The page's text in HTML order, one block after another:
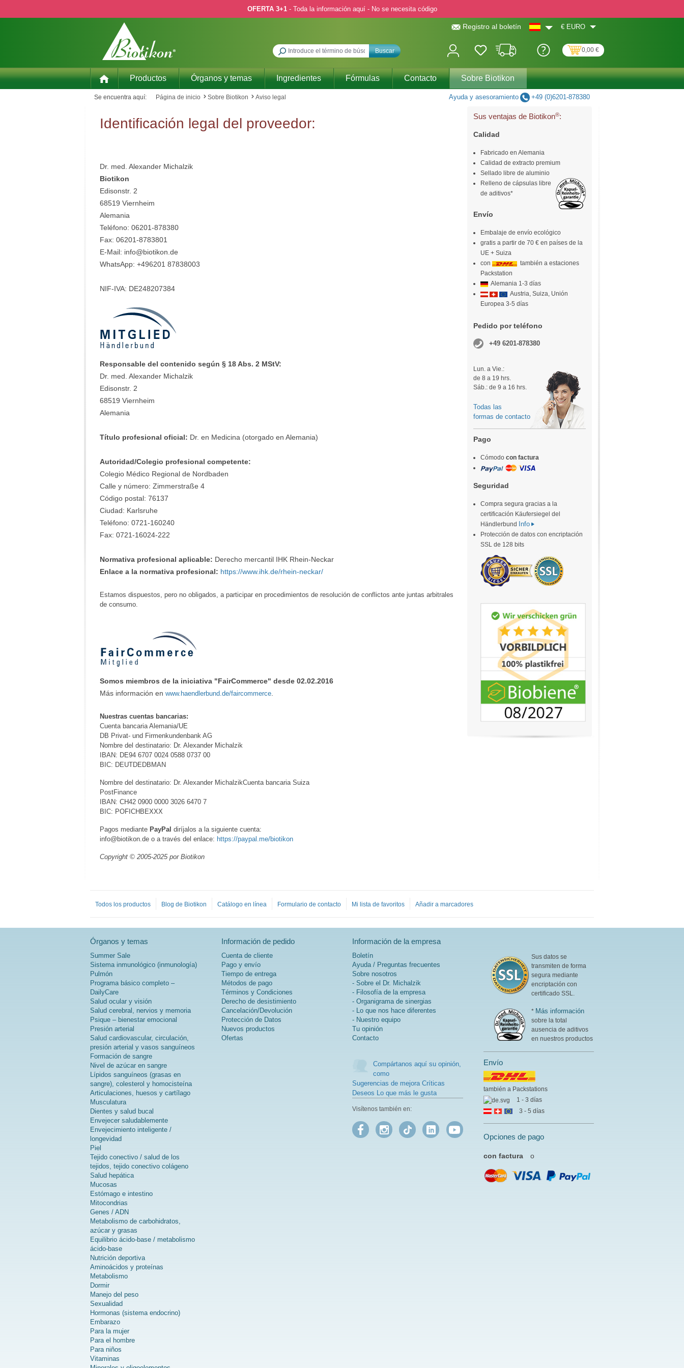
OFERTA 3+1- Toda la información aquí - No se necesita código
Registro al boletín € EURO
Buscar 0,00 €
Productos Órganos y temas Ingredientes Fórmulas Contacto Sobre Biotikon
Se encuentra aquí: Página de inicio Sobre Biotikon Aviso legal Ayuda y asesoramiento +49 (0)6201-878380
Identificación legal del proveedor:
Dr. med. Alexander Michalzik
Biotikon
Edisonstr. 2
68519 Viernheim
Alemania
Teléfono: 06201-878380
Fax: 06201-8783801
E-Mail: info@biotikon.de
WhatsApp: +496201 87838003
NIF-IVA: DE248207384
Responsable del contenido según § 18 Abs. 2 MStV:
Dr. med. Alexander Michalzik
Edisonstr. 2
68519 Viernheim
Alemania
Título profesional oficial: Dr. en Medicina (otorgado en Alemania)
Autoridad/Colegio profesional competente:
Colegio Médico Regional de Nordbaden
Calle y número: Zimmerstraße 4
Código postal: 76137
Ciudad: Karlsruhe
Teléfono: 0721-160240
Fax: 0721-16024-222
Normativa profesional aplicable: Derecho mercantil IHK Rhein-Neckar
Enlace a la normativa profesional: https://www.ihk.de/rhein-neckar/
Estamos dispuestos, pero no obligados, a participar en procedimientos de resolución de conflictos ante juntas arbitrales
de consumo.
Somos miembros de la iniciativa "FairCommerce" desde 02.02.2016
Más información en www.haendlerbund.de/faircommerce
Nuestras cuentas bancarias:
Cuenta bancaria Alemania/UE
DB Privat- und Firmenkundenbank AG
Nombre del destinatario: Dr. Alexander Michalzik
IBAN: DE94 6707 0024 0588 0737 00
BIC: DEUTDEDBMAN
Nombre del destinatario: Dr. Alexander MichalzikCuenta bancaria Suiza
PostFinance
IBAN: CH42 0900 0000 3026 6470 7
BIC: POFICHBEXXX
Pagos mediante PayPal diríjalos a la siguiente cuenta:
info@biotikon.de o a través del enlace: https://paypal.me/biotikon
Copyright © 2005-2025 por Biotikon
Sus ventajas de Biotikon®:
Calidad
Fabricado en Alemania
Calidad de extracto premium
Sellado libre de aluminio
Relleno de cápsulas libre
de aditivos*
Envío
Embalaje de envío ecológico
gratis a partir de 70 € en países de la
UE + Suiza
con
también a estaciones
Packstation
Alemania 1-3 días
Austria, Suiza, Unión
Europea 3-5 días
Pedido por teléfono
+49 6201-878380
Lun. a Vie.:
de 8 a 19 hrs.
Sáb.: de 9 a 16 hrs.
Todas las
formas de contacto
Pago
Cómodo con factura
Seguridad
Compra segura gracias a la
certificación Käufersiegel del
Händlerbund
Info
Protección de datos con encriptación
SSL de 128 bits
Todos los productos Blog de Biotikon Catálogo en línea Formulario de contacto Mi lista de favoritos Añadir a marcadores
Órganos y temas
Summer Sale
Sistema inmunológico (inmunología)
Pulmón
Programa básico completo –
DailyCare
Salud ocular y visión
Salud cerebral, nervios y memoria
Psique – bienestar emocional
Presión arterial
Salud cardiovascular, circulación,
presión arterial y vasos sanguíneos
Formación de sangre
Nivel de azúcar en sangre
Lípidos sanguíneos (grasas en
sangre), colesterol y homocisteína
Articulaciones, huesos y cartílago
Musculatura
Dientes y salud bucal
Envejecer saludablemente
Envejecimiento inteligente /
longevidad
Piel
Tejido conectivo / salud de los
tejidos, tejido conectivo colágeno
Salud hepática
Mucosas
Estómago e intestino
Mitocondrias
Genes / ADN
Metabolismo de carbohidratos,
azúcar y grasas
Equilibrio ácido-base / metabolismo
ácido-base
Nutrición deportiva
Aminoácidos y proteínas
Metabolismo
Dormir
Manejo del peso
Sexualidad
Hormonas (sistema endocrino)
Embarazo
Para la mujer
Para el hombre
Para niños
Vitaminas
Información de pedido
Cuenta de cliente
Pago y envío
Tiempo de entrega
Métodos de pago
Términos y Condiciones
Derecho de desistimiento
Cancelación/Devolución
Protección de Datos
Nuevos productos
Ofertas
Información de la empresa
Boletín
Ayuda / Preguntas frecuentes
Sobre nosotros
- Sobre el Dr. Michalzik
- Filosofía de la empresa
- Organigrama de sinergias
- Lo que nos hace diferentes
- Nuestro equipo
Tu opinión
Contacto
Compártanos aquí su opinión,
como
Sugerencias de mejora Críticas
Deseos Lo que más le gusta
Visítenos también en:
Sus datos se
transmiten de forma
segura mediante
encriptación con
certificado SSL.
* Más información
sobre la total
ausencia de aditivos
en nuestros productos
Envío
también a Packstations
1 - 3 días
3 - 5 días
Opciones de pago
con factura o